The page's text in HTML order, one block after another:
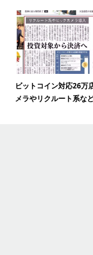
ビットコイン対応26万
メラやリクルート系な